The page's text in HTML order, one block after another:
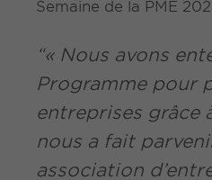
Semaine de la PME
“« Nous avons
Programme pour
entreprises grâce
nous a fait
association